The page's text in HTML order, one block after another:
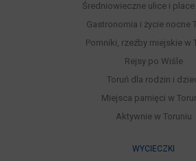
Średniowieczne ulice i place
Gastronomia i życie nocne
Pomniki, rzeźby miejskie w
Rejsy po Wiśle
Toruń dla rodzin i
Miejsca pamięci w
Aktywnie w Toruniu
WYCIECZKI